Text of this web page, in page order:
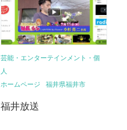
芸能・エンターテインメント・個
人
ホームページ
福井県福井市
福井放送